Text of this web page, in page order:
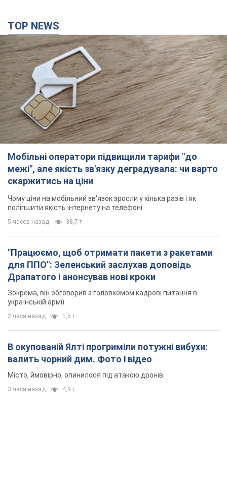
TOP NEWS
Мобільні оператори підвищили тарифи "до
межі", але якість зв'язку деградувала: чи варто
скаржитись на ціни
Чому ціни на мобільний зв'язок зросли у кілька разів і як
поліпшити якість інтернету на телефоні
5 часов назад 38,7 т.
"Працюємо, щоб отримати пакети з ракетами
для ППО": Зеленський заслухав доповідь
Драпатого і анонсував нові кроки
Зокрема, він обговорив з головкомом кадрові питання в
українській армії
2 часа назад 1,5 т.
В окупованій Ялті прогриміли потужні вибухи:
валить чорний дим. Фото і відео
Місто, ймовірно, опинилося під атакою дронів
3 часа назад 4,9 т.